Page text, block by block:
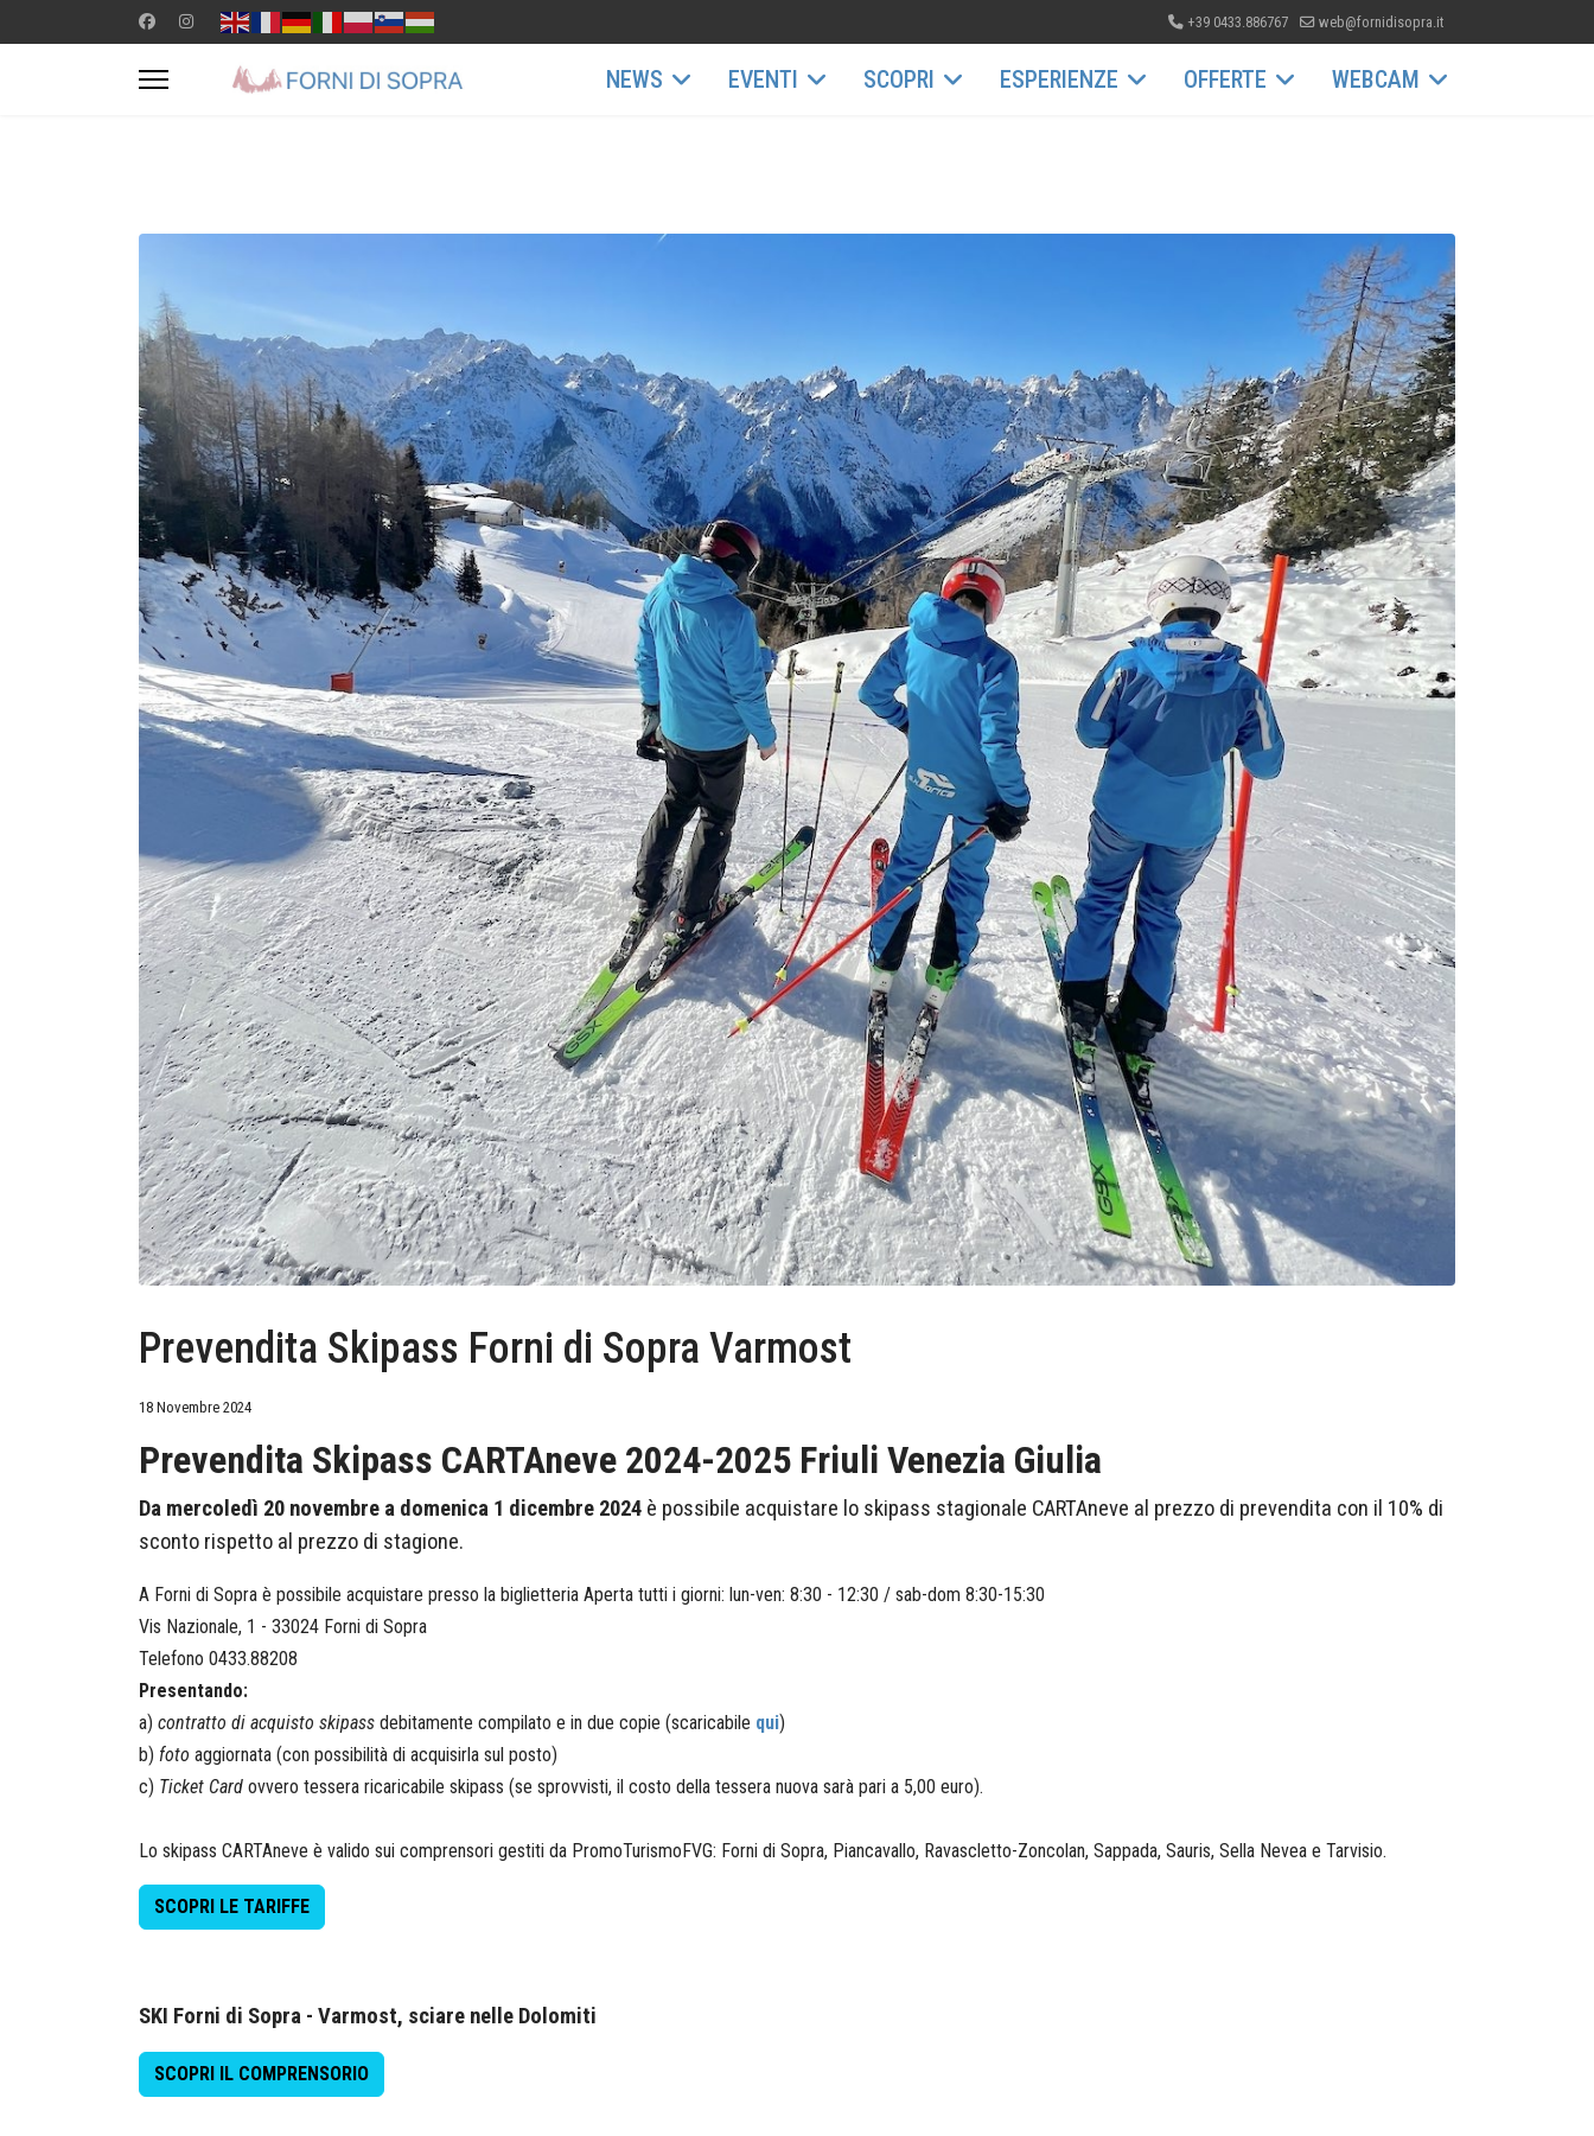
+39 0433.886767 web@fornidisopra.it
NEWS EVENTI SCOPRI ESPERIENZE OFFERTE WEBCAM
Prevendita Skipass Forni di Sopra Varmost
18 Novembre 2024
Prevendita Skipass CARTAneve 2024-2025 Friuli Venezia Giulia
Da mercoledì 20 novembre a domenica 1 dicembre 2024 è possibile acquistare lo skipass stagionale CARTAneve al prezzo di prevendita con il 10% di
sconto rispetto al prezzo di stagione.
A Forni di Sopra è possibile acquistare presso la biglietteria Aperta tutti i giorni: lun-ven: 8:30 - 12:30 / sab-dom 8:30-15:30
Vis Nazionale, 1 - 33024 Forni di Sopra
Telefono 0433.88208
Presentando:
a) contratto di acquisto skipass debitamente compilato e in due copie (scaricabile qui)
b) foto aggiornata (con possibilità di acquisirla sul posto)
c) Ticket Card ovvero tessera ricaricabile skipass (se sprovvisti, il costo della tessera nuova sarà pari a 5,00 euro).
Lo skipass CARTAneve è valido sui comprensori gestiti da PromoTurismoFVG: Forni di Sopra, Piancavallo, Ravascletto-Zoncolan, Sappada, Sauris, Sella Nevea e Tarvisio.
SCOPRI LE TARIFFE
SKI Forni di Sopra - Varmost, sciare nelle Dolomiti
SCOPRI IL COMPRENSORIO